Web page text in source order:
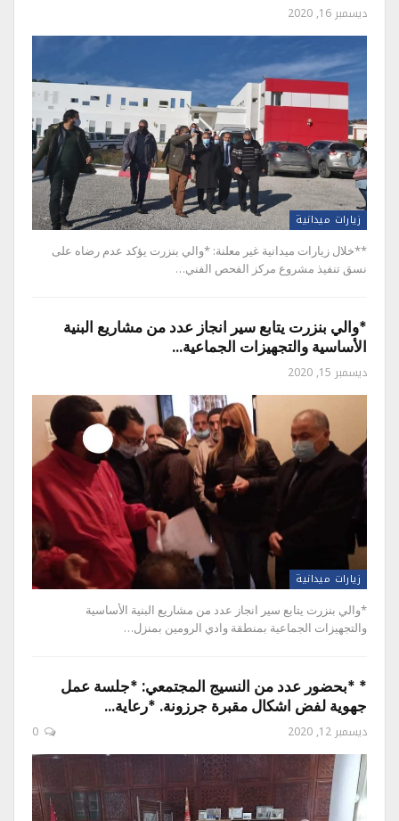
ديسمبر 16, 2020
زيارات ميدانية
**خلال زيارات ميدانية غير معلنة: *والي بنزرت يؤكد عدم رضاه على
نسق تنفيذ مشروع مركز الفحص الفني…
*والي بنزرت يتابع سير انجاز عدد من مشاريع البنية
الأساسية والتجهيزات الجماعية…
ديسمبر 15, 2020
زيارات ميدانية
*والي بنزرت يتابع سير انجاز عدد من مشاريع البنية الأساسية
والتجهيزات الجماعية بمنطقة وادي الرومين بمنزل…
* *بحضور عدد من النسيج المجتمعي: *جلسة عمل
جهوية لفض اشكال مقبرة جرزونة. *رعاية…
ديسمبر 12, 2020